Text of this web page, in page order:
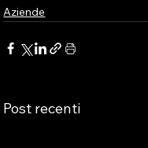
Aziende
Post recenti